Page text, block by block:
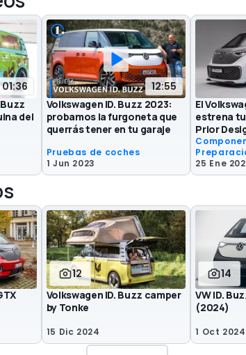
01:36
del
12:55
Volkswagen ID. Buzz 2023:
probamos la furgoneta que
querrás tener en tu garaje
Pruebas de coches
1 Jun 2023
El
estrena
Prior
25 Ene
12
Volkswagen ID. Buzz camper
by Tonke
15 Dic 2024
14
VW ID.
(2024)
1 Oct 2024